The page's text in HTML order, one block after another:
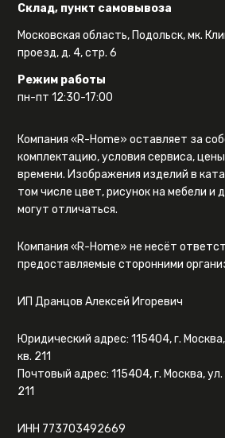
Склад, пункт самовывоза
Московская область, Подольск, мк.
проезд, д. 4, стр. 6
Режим работы
пн-пт 12:30-17:00
Компания «R-Home» оставляет за
комплектацию, условия сервиса,
времени. Изображения изделий в
том числе цвет, рисунок на мебели и
могут отличаться.
Компания «R-Home» не несёт
предоставляемые сторонними
ИП Дранцов Алексей Игоревич
Юридический адрес: 115404, г.
кв. 211
Почтовый адрес: 115404, г. Москва,
211
ИНН 773703492669